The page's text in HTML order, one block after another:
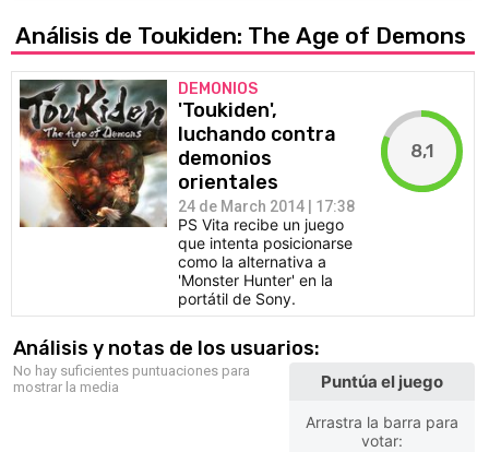
Análisis de Toukiden: The Age of Demons
DEMONIOS
'Toukiden',
luchando contra
demonios
orientales
24 de March 2014 | 17:38
PS Vita recibe un juego
que intenta posicionarse
como la alternativa a
'Monster Hunter' en la
portátil de Sony.
8,1
Análisis y notas de los usuarios:
No hay suficientes puntuaciones para
mostrar la media
Puntúa el juego
Arrastra la barra para
votar: